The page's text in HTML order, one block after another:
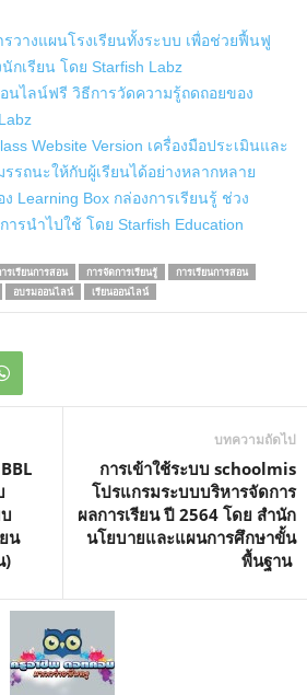
วางแผนโรงเรียนทั้งระบบ เพื่อช่วยฟื้นฟู
กเรียน โดย Starfish Labz
นไลน์ฟรี วิธีการวัดความรู้ถดถอยของ
Website Version เครื่องมือประเมินและ
รถนะให้กับผู้เรียนได้อย่างหลากหลาย
Learning Box กล่องการเรียนรู้ ช่วง
รนำไปใช้ โดย Starfish Education
รเรียนการสอน การจัดการเรียนรู้
การเรียนการสอน
อบรมออนไลน์ เรียนออนไลน์
น
)
บทความถัดไป
การเข้าใช้ระบบ schoolmis
โปรแกรมระบบบริหารจัดการ
ผลการเรียน ปี 2564 โดย สำนัก
นโยบายและแผนการศึกษาขั้น
พื้นฐาน